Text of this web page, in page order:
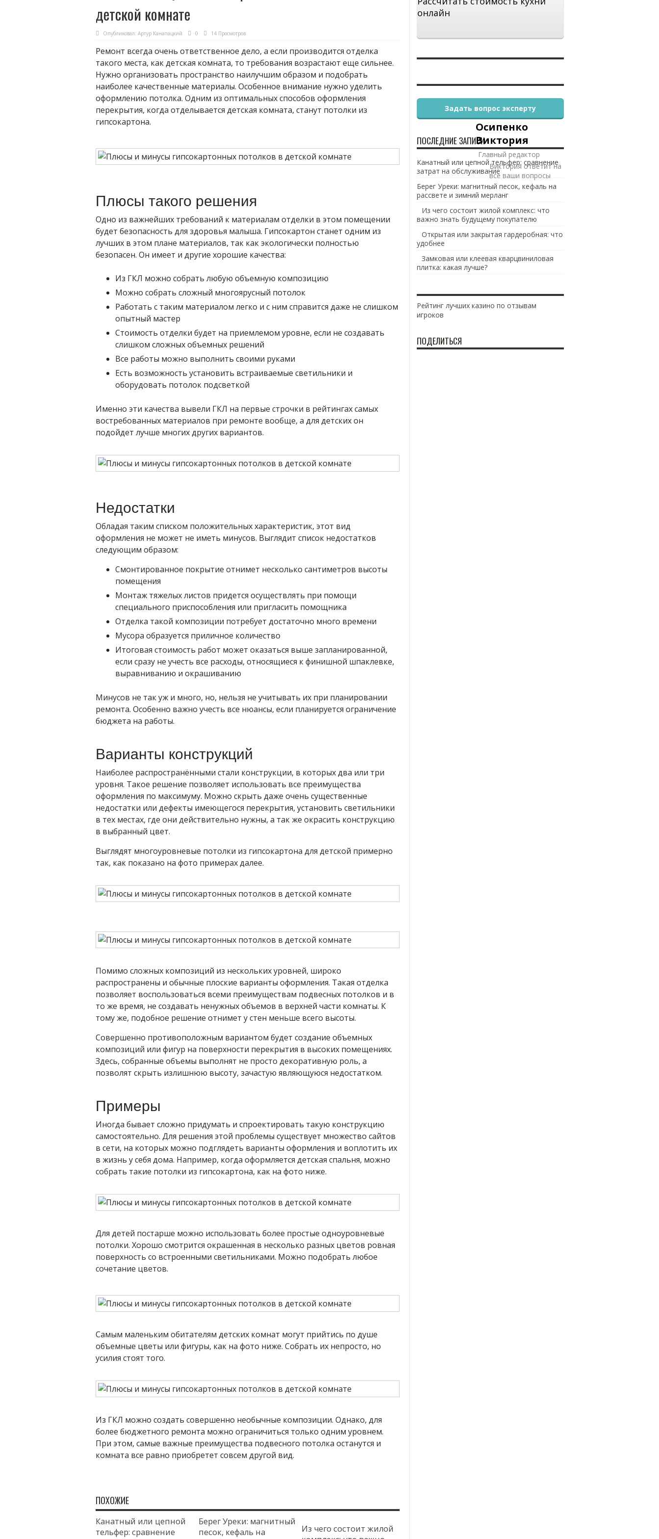
детской комнате
Опубликовал: Артур Канапацкий 0 14 Просмотров
Ремонт всегда очень ответственное дело, а если производится отделка
такого места, как детская комната, то требования возрастают еще сильнее.
Нужно организовать пространство наилучшим образом и подобрать
наиболее качественные материалы. Особенное внимание нужно уделить
оформлению потолка. Одним из оптимальных способов оформления
перекрытия, когда отделывается детская комната, станут потолки из
гипсокартона.
Плюсы такого решения
Одно из важнейших требований к материалам отделки в этом помещении
будет безопасность для здоровья малыша. Гипсокартон станет одним из
лучших в этом плане материалов, так как экологически полностью
безопасен. Он имеет и другие хорошие качества:
Из ГКЛ можно собрать любую объемную композицию
Можно собрать сложный многоярусный потолок
Работать с таким материалом легко и с ним справится даже не слишком
опытный мастер
Стоимость отделки будет на приемлемом уровне, если не создавать
слишком сложных объемных решений
Все работы можно выполнить своими руками
Есть возможность установить встраиваемые светильники и
оборудовать потолок подсветкой
Именно эти качества вывели ГКЛ на первые строчки в рейтингах самых
востребованных материалов при ремонте вообще, а для детских он
подойдет лучше многих других вариантов.
Недостатки
Обладая таким списком положительных характеристик, этот вид
оформления не может не иметь минусов. Выглядит список недостатков
следующим образом:
Смонтированное покрытие отнимет несколько сантиметров высоты
помещения
Монтаж тяжелых листов придется осуществлять при помощи
специального приспособления или пригласить помощника
Отделка такой композиции потребует достаточно много времени
Мусора образуется приличное количество
Итоговая стоимость работ может оказаться выше запланированной,
если сразу не учесть все расходы, относящиеся к финишной шпаклевке,
выравниванию и окрашиванию
Минусов не так уж и много, но, нельзя не учитывать их при планировании
ремонта. Особенно важно учесть все нюансы, если планируется ограничение
бюджета на работы.
Варианты конструкций
Наиболее распространёнными стали конструкции, в которых два или три
уровня. Такое решение позволяет использовать все преимущества
оформления по максимуму. Можно скрыть даже очень существенные
недостатки или дефекты имеющегося перекрытия, установить светильники
в тех местах, где они действительно нужны, а так же окрасить конструкцию
в выбранный цвет.
Выглядят многоуровневые потолки из гипсокартона для детской примерно
так, как показано на фото примерах далее.
Помимо сложных композиций из нескольких уровней, широко
распространены и обычные плоские варианты оформления. Такая отделка
позволяет воспользоваться всеми преимуществам подвесных потолков и в
то же время, не создавать ненужных объемов в верхней части комнаты. К
тому же, подобное решение отнимет у стен меньше всего высоты.
Совершенно противоположным вариантом будет создание объемных
композиций или фигур на поверхности перекрытия в высоких помещениях.
Здесь, собранные объемы выполнят не просто декоративную роль, а
позволят скрыть излишнюю высоту, зачастую являющуюся недостатком.
Примеры
Иногда бывает сложно придумать и спроектировать такую конструкцию
самостоятельно. Для решения этой проблемы существует множество сайтов
в сети, на которых можно подглядеть варианты оформления и воплотить их
в жизнь у себя дома. Например, когда оформляется детская спальня, можно
собрать такие потолки из гипсокартона, как на фото ниже.
Для детей постарше можно использовать более простые одноуровневые
потолки. Хорошо смотрится окрашенная в несколько разных цветов ровная
поверхность со встроенными светильниками. Можно подобрать любое
сочетание цветов.
Самым маленьким обитателям детских комнат могут прийтись по душе
объемные цветы или фигуры, как на фото ниже. Собрать их непросто, но
усилия стоят того.
Из ГКЛ можно создать совершенно необычные композиции. Однако, для
более бюджетного ремонта можно ограничиться только одним уровнем.
При этом, самые важные преимущества подвесного потолка останутся и
комната все равно приобретет совсем другой вид.
ПОХОЖИЕ
Канатный или цепной
тельфер: сравнение
Берег Уреки: магнитный
песок, кефаль на
Из чего состоит жилой
онлайн
Осипенко
Виктория
Главный редактор
Виктория ответит на
все ваши вопросы
Задать вопрос эксперту
ПОСЛЕДНИЕ ЗАПИСИ
Канатный или цепной тельфер: сравнение
затрат на обслуживание
Берег Уреки: магнитный песок, кефаль на
рассвете и зимний мерланг
Из чего состоит жилой комплекс: что
важно знать будущему покупателю
Открытая или закрытая гардеробная: что
удобнее
Замковая или клеевая кварцвиниловая
плитка: какая лучше?
Рейтинг лучших казино по отзывам
игроков
ПОДЕЛИТЬСЯ